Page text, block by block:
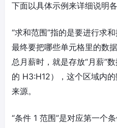
下面以具体示例来详细说明
“求和范围”指的是要进行求
最终要把哪些单元格里的数
总月薪时，就是存放“月薪”
的 H3:H12），这个区域内
来源。
“条件 1 范围”是对应第一个